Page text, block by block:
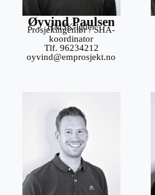
Øyvind Paulsen
HMSK-leder
Prosjekingeniør / SHA-
koordinator
Tlf. 96234212
oyvind@emprosjekt.no